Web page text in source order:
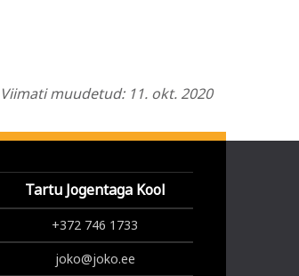
Viimati muudetud: 11. okt. 2020
Tartu Jogentaga Kool
+372 746 1733
joko@joko.ee